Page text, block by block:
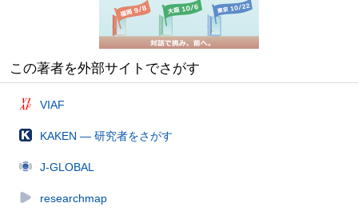
この著者を外部サイトでさがす
VIAF
KAKEN — 研究者をさがす
J-GLOBAL
researchmap